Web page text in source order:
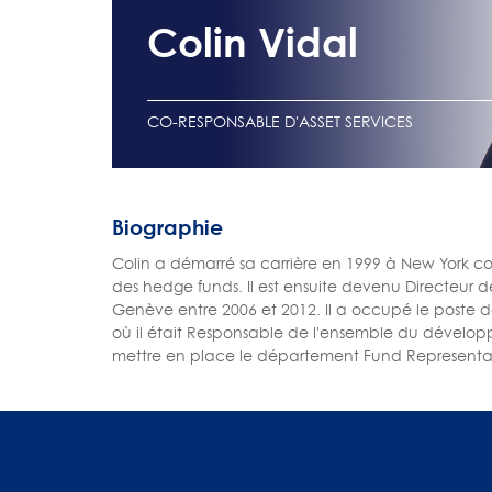
Colin Vidal
CO-RESPONSABLE D'ASSET SERVICES
Biographie
Colin a démarré sa carrière en 1999 à New York
des hedge funds. Il est ensuite devenu
Genève entre 2006 et 2012. Il a occupé le poste
où il était Responsable de l'ensemble du
mettre en place le département Fund